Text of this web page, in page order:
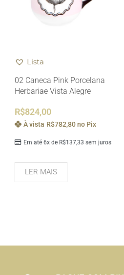
Lista
02 Caneca Pink Porcelana
Herbariae Vista Alegre
R$824,00
Em até 6x de R$137,33 sem juros
À vista R$782,80 no Pix
LER MAIS